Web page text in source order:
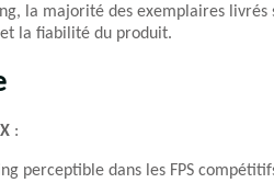
la majorité des exemplaires livrés
la fiabilité du produit.
:
perceptible dans les FPS